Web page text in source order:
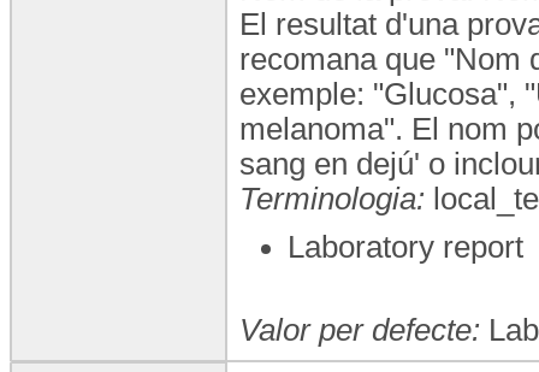
El resultat d'una
recomana que "Nom
exemple: "Glucosa",
melanoma". El nom
sang en dejú' o
Terminologia:
Laboratory report
Valor per defecte: